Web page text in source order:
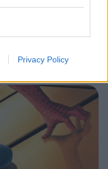
Privacy Policy